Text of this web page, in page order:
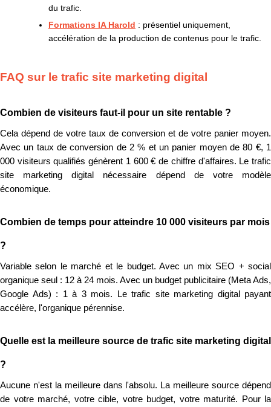
du trafic.
Formations IA Harold : présentiel uniquement,
accélération de la production de contenus pour le trafic.
FAQ sur le trafic site marketing digital
Combien de visiteurs faut-il pour un site rentable ?
Cela dépend de votre taux de conversion et de votre panier moyen.
Avec un taux de conversion de 2 % et un panier moyen de 80 €, 1
000 visiteurs qualifiés génèrent 1 600 € de chiffre d'affaires. Le trafic
site marketing digital nécessaire dépend de votre modèle
économique.
Combien de temps pour atteindre 10 000 visiteurs par mois
?
Variable selon le marché et le budget. Avec un mix SEO + social
organique seul : 12 à 24 mois. Avec un budget publicitaire (Meta Ads,
Google Ads) : 1 à 3 mois. Le trafic site marketing digital payant
accélère, l'organique pérennise.
Quelle est la meilleure source de trafic site marketing digital
?
Aucune n'est la meilleure dans l'absolu. La meilleure source dépend
de votre marché, votre cible, votre budget, votre maturité. Pour la